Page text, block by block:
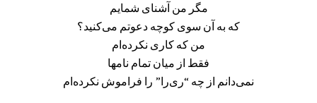
مگر من آشنای شمایم
که به آن سوی کوچه دعوتم می‌کنید؟
من که کاری نکرده‌ام
فقط از میان تمام نامها
نمی‌دانم از چه “ری‌را” را فراموش نکرده‌ام